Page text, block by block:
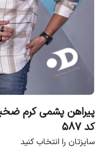
پیراهن پشمی کرم
کد ۵۸۷
سایزتان را انتخاب کنید